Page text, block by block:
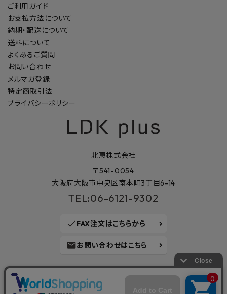
ご利用ガイド
お支払方法について
納期・配送について
送料について
よくあるご質問
お問い合わせ
メルマガ登録
特定商取引法
プライバシーポリシー
北恵株式会社
〒541-0054
大阪府大阪市中央区南本町3丁目6-14
TEL:06-6121-9302
check FAX注文はこちらから
mailお問い合わせはこちら